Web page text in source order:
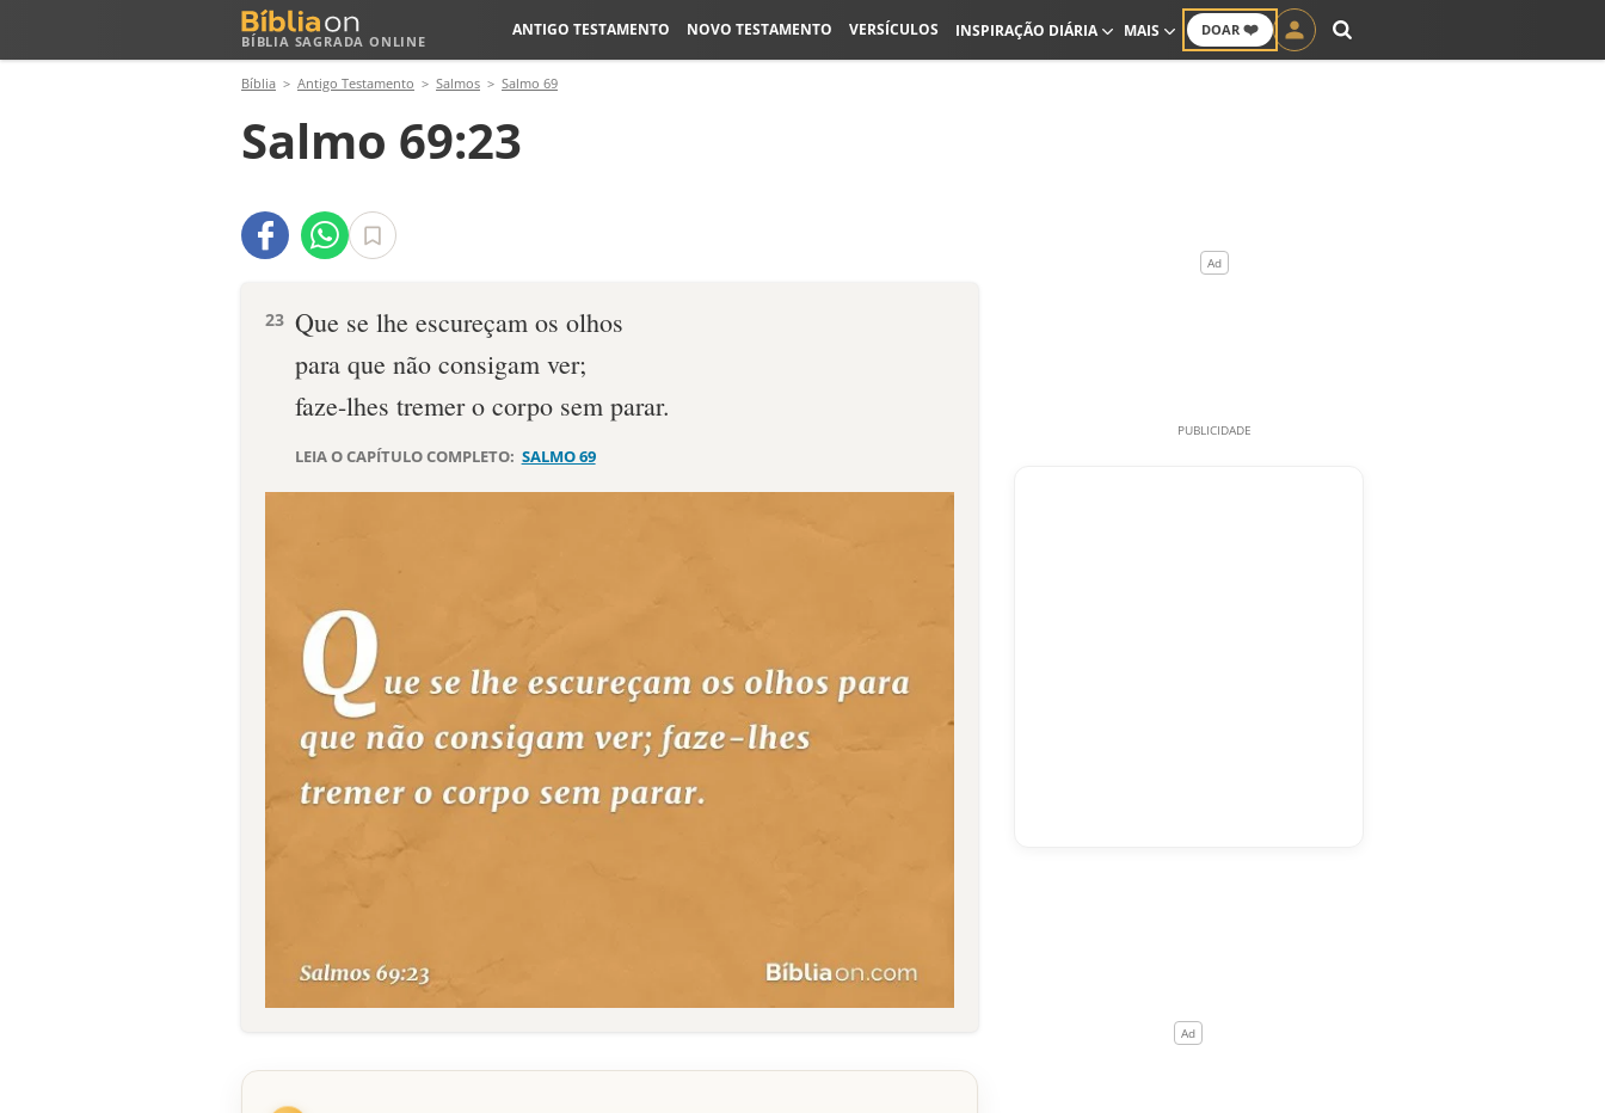
BÍBLIA SAGRADA ONLINE
DOAR ❤️
ANTIGO TESTAMENTO NOVO TESTAMENTO VERSÍCULOS INSPIRAÇÃO DIÁRIA MAIS
Bíblia Antigo Testamento Salmos Salmo 69
Salmo 69:23
23 Que se lhe escureçam os olhos
para que não consigam ver;
faze-lhes tremer o corpo sem parar.
LEIA O CAPÍTULO COMPLETO: SALMO 69